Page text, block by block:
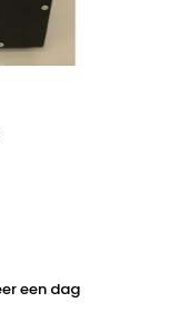
een dag